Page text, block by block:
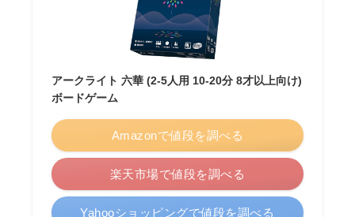
アークライト 六華 (2-5人用 10-20分 8才以上向け)
ボードゲーム
Amazonで値段を調べる
楽天市場で値段を調べる
Yahooショッピングで値段を調べる